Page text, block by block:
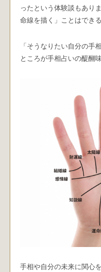
ったという体験談もあり
命線を描く」ことはでき
「そうなりたい自分の手
ところが手相占いの醍醐
手相や自分の未来に関心